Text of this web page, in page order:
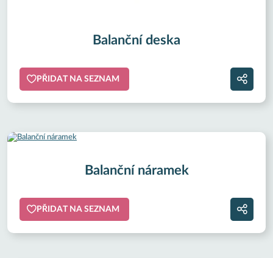
Balanční deska
PŘIDAT NA SEZNAM
Balanční náramek
PŘIDAT NA SEZNAM